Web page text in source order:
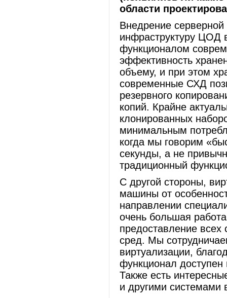
области
Внедрение серверной
инфраструктуру ЦОД
функционалом
эффективность
объему, и при этом
современные СХД
резервного
копий. Крайне
клонированных
минимальным
когда мы говорим
секунды, а не
традиционный
С другой стороны,
машины от
направлении
очень большая
предоставление
сред. Мы
виртуализации,
функционал
Также есть
и другими системами